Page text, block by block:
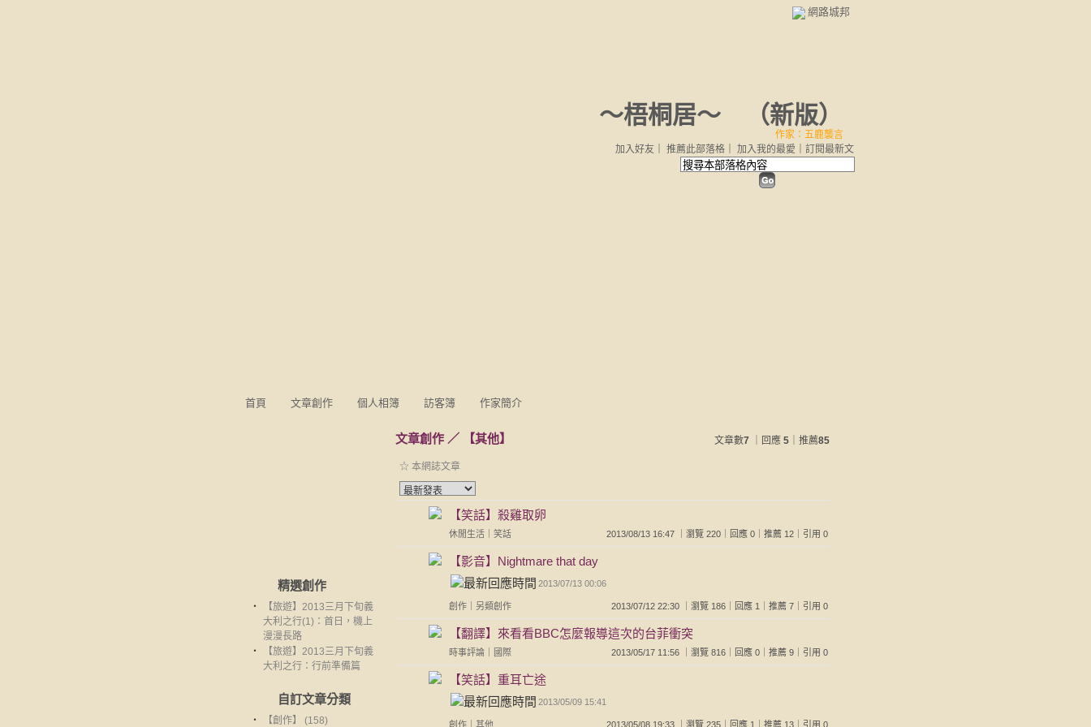
網路城邦
～梧桐居～ （新版）
首頁 文章創作 個人相簿 訪客簿 作家簡介
加入好友 推薦此部落格｜ 加入我的最愛
訂閱最新文
章
作家：五鹿襲言
精選創作
‧
【旅遊】2013三月下旬義
大利之行(1)：首日，機上
漫漫長路
‧
【旅遊】2013三月下旬義
大利之行：行前準備篇
自訂文章分類
‧ 【創作】 (158)
文章創作 ／ 【其他】 文章數7 ｜回應 5 ｜推薦85
☆ 本網誌文章
【笑話】殺雞取卵
休閒生活 笑話 2013/08/13 16:47 ｜瀏覽 220｜回應 0｜推薦 12｜引用 0
【影音】Nightmare that day
2013/07/13 00:06
創作 另類創作 2013/07/12 22:30 ｜瀏覽 186｜回應 1｜推薦 7｜引用 0
【翻譯】來看看BBC怎麼報導這次的台菲衝突
時事評論 國際 2013/05/17 11:56 ｜瀏覽 816｜回應 0｜推薦 9｜引用 0
【笑話】重耳亡途
2013/05/09 15:41
創作 其他 2013/05/08 19:33 ｜瀏覽 235｜回應 1｜推薦 13｜引用 0